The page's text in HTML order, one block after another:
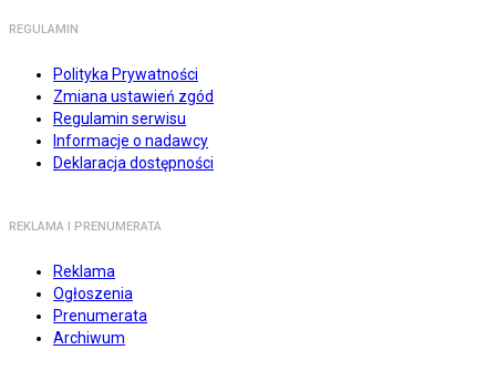
REGULAMIN
Polityka Prywatności
Zmiana ustawień zgód
Regulamin serwisu
Informacje o nadawcy
Deklaracja dostępności
REKLAMA I PRENUMERATA
Reklama
Ogłoszenia
Prenumerata
Archiwum